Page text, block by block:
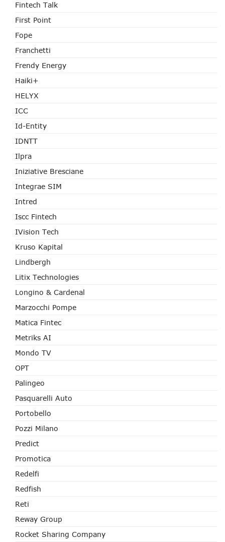
Fintech Talk
First Point
Fope
Franchetti
Frendy Energy
Haiki+
HELYX
ICC
Id-Entity
IDNTT
Ilpra
Iniziative Bresciane
Integrae SIM
Intred
Iscc Fintech
IVision Tech
Kruso Kapital
Lindbergh
Litix Technologies
Longino & Cardenal
Marzocchi Pompe
Matica Fintec
Metriks AI
Mondo TV
OPT
Palingeo
Pasquarelli Auto
Portobello
Pozzi Milano
Predict
Promotica
Redelfi
Redfish
Reti
Reway Group
Rocket Sharing Company